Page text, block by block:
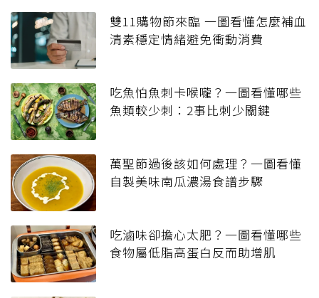
雙11購物節來臨 一圖看懂怎麼補血
清素穩定情緒避免衝動消費
吃魚怕魚刺卡喉嚨？一圖看懂哪些
魚類較少刺：2事比刺少關鍵
萬聖節過後該如何處理？一圖看懂
自製美味南瓜濃湯食譜步驟
吃滷味卻擔心太肥？一圖看懂哪些
食物屬低脂高蛋白反而助增肌